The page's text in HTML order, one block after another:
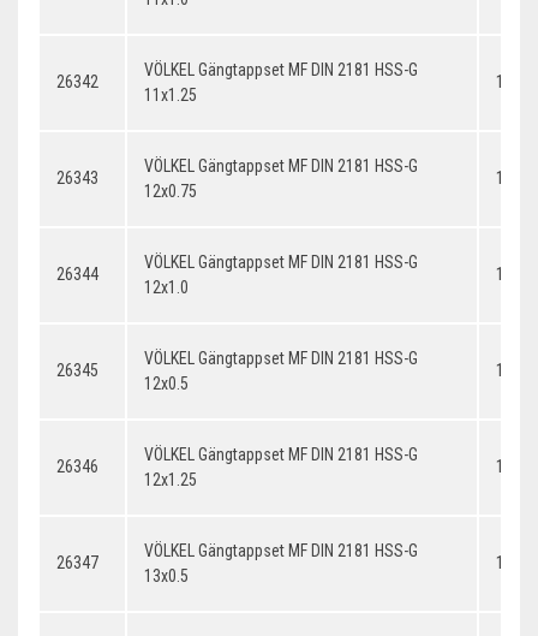
26342
VÖLKEL Gängtappset MF DIN 2181 HSS-G
11x1.25
26343
VÖLKEL Gängtappset MF DIN 2181 HSS-G
12x0.75
26344
VÖLKEL Gängtappset MF DIN 2181 HSS-G
12x1.0
26345
VÖLKEL Gängtappset MF DIN 2181 HSS-G
12x0.5
26346
VÖLKEL Gängtappset MF DIN 2181 HSS-G
12x1.25
26347
VÖLKEL Gängtappset MF DIN 2181 HSS-G
13x0.5